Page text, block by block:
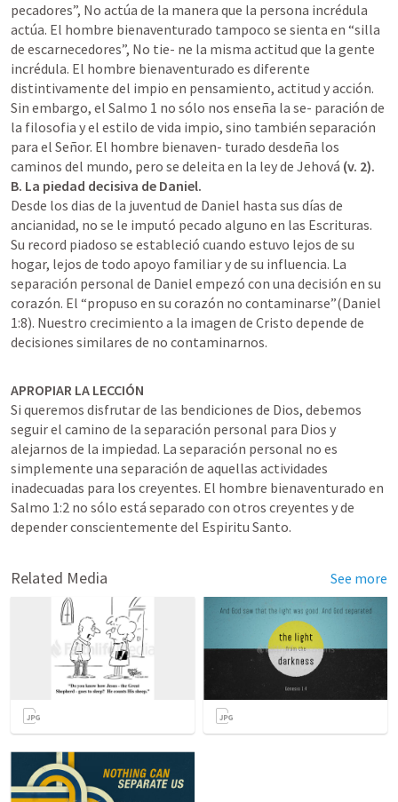
pecadores”, No actúa de la manera que la persona incrédula
actúa. El hombre bienaventurado tampoco se sienta en “silla
de escarnecedores”, No tie- ne la misma actitud que la gente
incrédula. El hombre bienaventurado es diferente
distintivamente del impio en pensamiento, actitud y acción.
Sin embargo, el Salmo 1 no sólo nos enseña la se- paración de
la filosofia y el estilo de vida impio, sino también separación
para el Señor. El hombre bienaven- turado desdeña los
caminos del mundo, pero se deleita en la ley de Jehová (v. 2).
B. La piedad decisiva de Daniel.
Desde los dias de la juventud de Daniel hasta sus días de
ancianidad, no se le imputó pecado alguno en las Escrituras.
Su record piadoso se estableció cuando estuvo lejos de su
hogar, lejos de todo apoyo familiar y de su influencia. La
separación personal de Daniel empezó con una decisión en su
corazón. El “propuso en su corazón no contaminarse”(Daniel
1:8). Nuestro crecimiento a la imagen de Cristo depende de
decisiones similares de no contaminarnos.
APROPIAR LA LECCIÓN
Si queremos disfrutar de las bendiciones de Dios, debemos
seguir el camino de la separación personal para Dios y
alejarnos de la impiedad. La separación personal no es
simplemente una separación de aquellas actividades
Salmo 1:2 no sólo está separado con otros creyentes y de
depender conscientemente del Espiritu Santo.
Related Media See more